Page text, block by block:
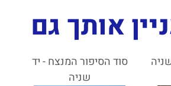
אותך גם
סוד הסיפור המנצח - יד
שניה